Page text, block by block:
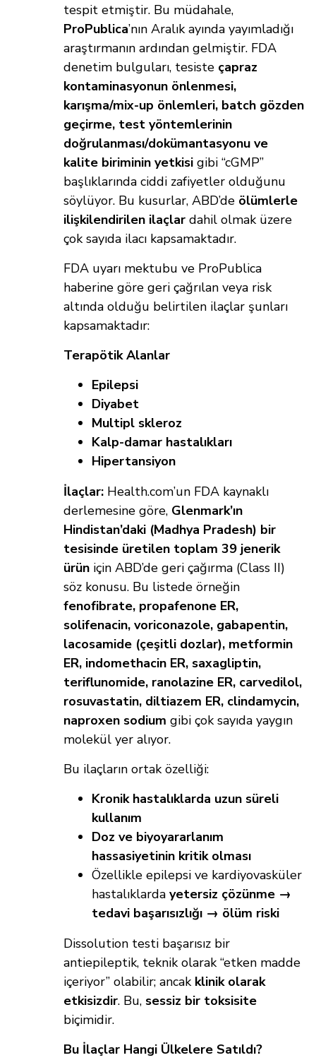
tespit etmiştir. Bu müdahale,
ProPublica’nın Aralık ayında yayımladığı
araştırmanın ardından gelmiştir. FDA
denetim bulguları, tesiste çapraz
kontaminasyonun önlenmesi,
karışma/mix-up önlemleri, batch gözden
geçirme, test yöntemlerinin
doğrulanması/dokümantasyonu ve
kalite biriminin yetkisi gibi “cGMP”
başlıklarında ciddi zafiyetler olduğunu
söylüyor. Bu kusurlar, ABD’de ölümlerle
ilişkilendirilen ilaçlar dahil olmak üzere
çok sayıda ilacı kapsamaktadır.
FDA uyarı mektubu ve ProPublica
haberine göre geri çağrılan veya risk
altında olduğu belirtilen ilaçlar şunları
kapsamaktadır:
Terapötik Alanlar
Epilepsi
Diyabet
Multipl skleroz
Kalp-damar hastalıkları
Hipertansiyon
İlaçlar: Health.com’un FDA kaynaklı
derlemesine göre, Glenmark’ın
Hindistan’daki (Madhya Pradesh) bir
tesisinde üretilen toplam 39 jenerik
ürün için ABD’de geri çağırma (Class II)
söz konusu. Bu listede örneğin
fenofibrate, propafenone ER,
solifenacin, voriconazole, gabapentin,
lacosamide (çeşitli dozlar), metformin
ER, indomethacin ER, saxagliptin,
teriflunomide, ranolazine ER, carvedilol,
rosuvastatin, diltiazem ER, clindamycin,
naproxen sodium gibi çok sayıda yaygın
molekül yer alıyor.
Bu ilaçların ortak özelliği:
Kronik hastalıklarda uzun süreli
kullanım
Doz ve biyoyararlanım
hassasiyetinin kritik olması
Özellikle epilepsi ve kardiyovasküler
hastalıklarda yetersiz çözünme →
tedavi başarısızlığı → ölüm riski
Dissolution testi başarısız bir
antiepileptik, teknik olarak “etken madde
içeriyor” olabilir; ancak klinik olarak
etkisizdir. Bu, sessiz bir toksisite
biçimidir.
Bu İlaçlar Hangi Ülkelere Satıldı?